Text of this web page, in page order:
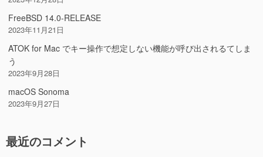
FreeBSD 14.0-RELEASE
2023年11月21日
ATOK for Mac でキー操作で想定しない機能が呼び出されるてしま
う
2023年9月28日
macOS Sonoma
2023年9月27日
最近のコメント